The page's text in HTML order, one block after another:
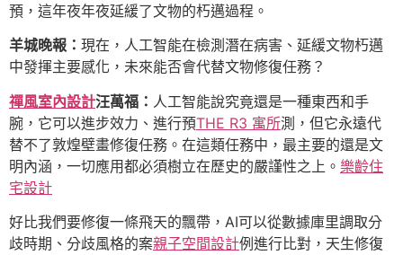
預，這年夜年夜延緩了文物的朽邁過程。
羊城晚報： 現在，人工智能在檢測潛在病害、延緩文物朽邁
中發揮主要感化，未來能否會代替文物修復任務？
禪風室內設計汪萬福： 人工智能說究竟還是一種東西和手
腕，它可以進步效力、進行預THE R3 寓所測，但它永遠代
替不了敦煌壁畫修復任務。在這類任務中，最主要的還是文
明內涵，一切應用都必須樹立在歷史的嚴謹性之上。 樂齡住
宅設計
好比我們要修復一條飛天的飄帶，AI可以從數據庫里調取分
歧時期、分歧風格的案親子空間設計例進行比對，天生修復